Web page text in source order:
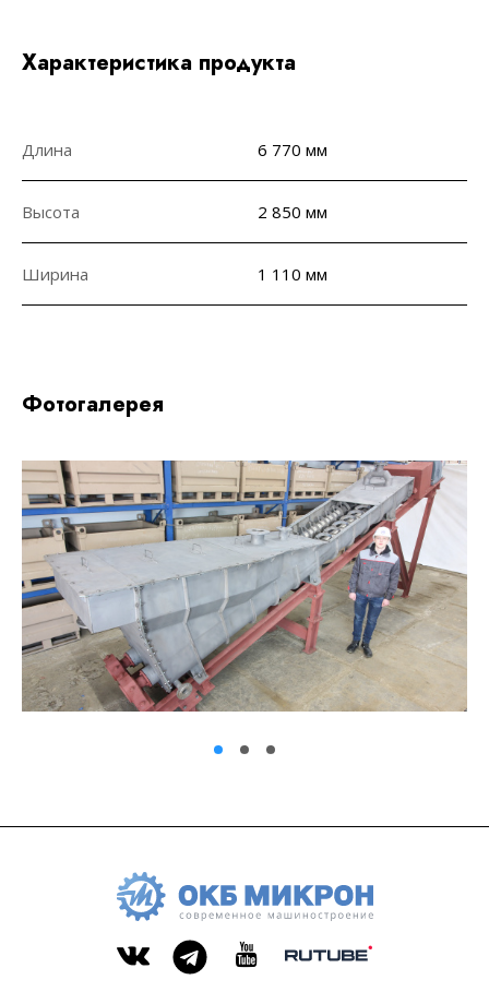
Характеристика продукта
Длина 6 770 мм
Высота 2 850 мм
Ширина 1 110 мм
Фотогалерея
1 2 3
«Микрон»
машиностроение
ВконтактеTelegramYouTubeRutube